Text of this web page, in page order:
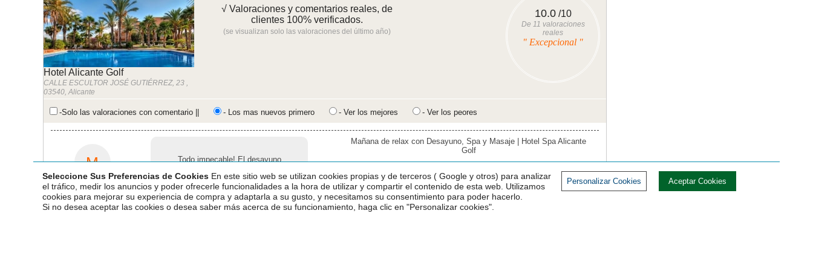
Hotel Alicante Golf
CALLE ESCULTOR JOSÉ GUTIÉRREZ, 23 ,
03540, Alicante
√ Valoraciones y comentarios reales, de
clientes 100% verificados.
(se visualizan solo las valoraciones del último año)
10.0/10
De 11 valoraciones
reales
" Excepcional "
-Solo las valoraciones con comentario || - Los mas nuevos primero - Ver los mejores - Ver los peores
M
Macarena
06-08-2026 11:20:30
Todo impecable! El desayuno
precioso, el masaje un lujo y la
atención del personal excelente.
Volveré y recomendare sin dudas.
Muchas gracias ☺️
Mañana de relax con Desayuno, Spa y Masaje | Hotel Spa Alicante
Golf
Nota:
Seleccione Sus Preferencias de Cookies En este sitio web se utilizan cookies propias y de terceros ( Google y otros) para analizar
el tráfico, medir los anuncios y poder ofrecerle funcionalidades a la hora de utilizar y compartir el contenido de esta web. Utilizamos
cookies para mejorar su experiencia de compra y adaptarla a su gusto, y necesitamos su consentimiento para poder hacerlo.
Si no desea aceptar las cookies o desea saber más acerca de su funcionamiento, haga clic en "Personalizar cookies".
Personalizar Cookies Aceptar Cookies